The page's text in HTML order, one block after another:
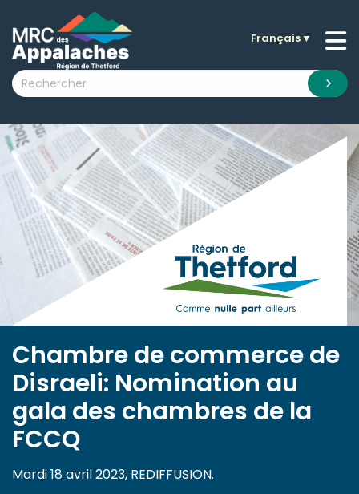
submenu (La MRC )
submenu (Citoyens )
submenu (Visiteurs )
submenu (Nouvelles )
submenu (Documentation )
Français▼
Chambre de commerce de
Disraeli: Nomination au
gala des chambres de la
FCCQ
Mardi 18 avril 2023, REDIFFUSION.